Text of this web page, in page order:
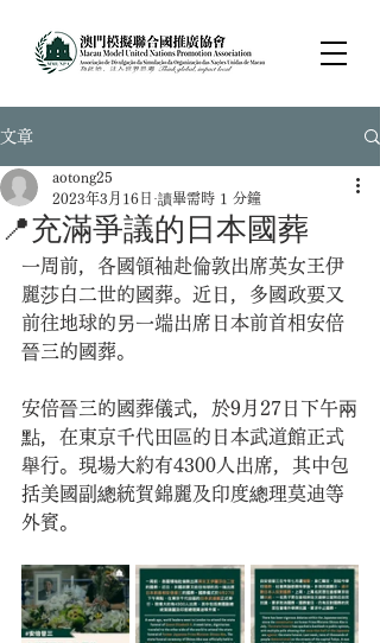
文章
📍充滿爭議的日本國葬
aotong25
2023年3月16日 讀畢需時 1 分鐘
一周前，各國領袖赴倫敦出席英女王伊
麗莎白二世的國葬。近日，多國政要又
前往地球的另一端出席日本前首相安倍
晉三的國葬。
安倍晉三的國葬儀式，於9月27日下午兩
點，在東京千代田區的日本武道館正式
舉行。現場大約有4300人出席，其中包
括美國副總統賀錦麗及印度總理莫迪等
外賓。